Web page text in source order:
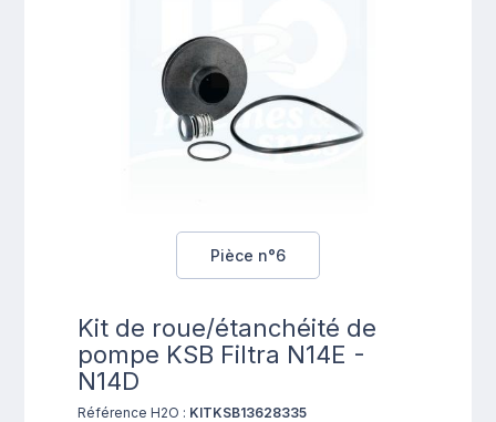
Pièce n°6
Kit de roue/étanchéité de
pompe KSB Filtra N14E -
N14D
Référence H2O : KITKSB13628335